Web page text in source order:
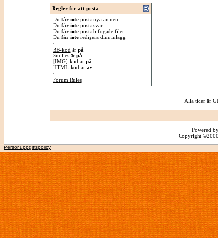
Regler för att posta
Du får inteposta nya ämnen
Du får inteposta svar
Du får inteposta bifogade filer
Du får interedigera dina inlägg
BB-kod är på
Smiliesär på
[IMG]-kod är på
HTML-kod är av
Forum Rules
Alla tider är
Powered
Copyright
Personuppgiftspolicy